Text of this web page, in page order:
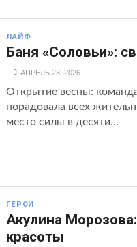
ЛАЙФ
Баня «Соловьи»:
АПРЕЛЬ 23, 2026
Открытие весны: команда
порадовала всех
место силы в десяти...
ГЕРОИ
Акулина
красоты